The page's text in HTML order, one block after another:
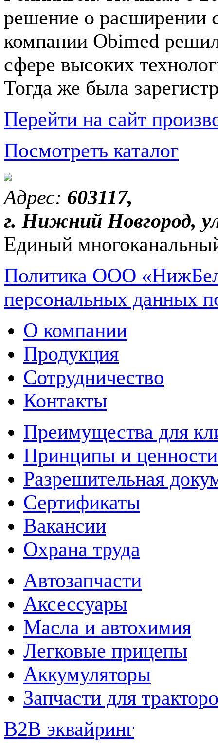
решение о расширении
компании Obimed
сфере высоких
Тогда же была
Перейти на сайт
Посмотреть каталог
Адрес: 603117,
г. Нижний Новгород,
Единый
Политика ООО
персональных данных
О компании
Продукция
Сотрудничество
Контакты
Преимущества для
Принципы и ценности
Разрешительная
Сертификаты
Вакансии
Охрана труда
Автозапчасти
Аксессуары
Масла и автохимия
Легковые прицепы
Аккумуляторы
Запчасти для
B2B эквайринг